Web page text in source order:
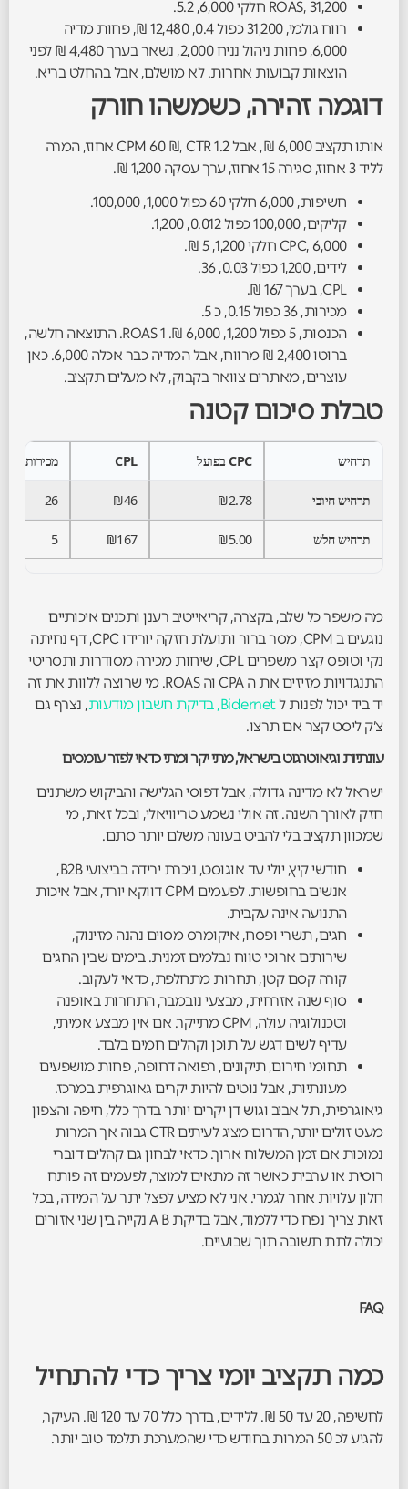
ROAS, 31,200 חלקי 6,000, 5.2.
רווח גולמי, 31,200 כפול 0.4, 12,480 ₪, פחות מדיה
6,000, פחות ניהול נניח 2,000, נשאר בערך 4,480 ₪ לפני
הוצאות קבועות אחרות. לא מושלם, אבל בהחלט בריא.
דוגמה זהירה, כשמשהו חורק
אותו תקציב 6,000 ₪, אבל CPM 60 ₪, CTR 1.2 אחוז, המרה
לליד 3 אחוז, סגירה 15 אחוז, ערך עסקה 1,200 ₪.
חשיפות, 6,000 חלקי 60 כפול 1,000, 100,000.
קליקים, 100,000 כפול 0.012, 1,200.
CPC, 6,000 חלקי 1,200, 5 ₪.
לידים, 1,200 כפול 0.03, 36.
CPL, בערך 167 ₪.
מכירות, 36 כפול 0.15, כ 5.
הכנסות, 5 כפול 1,200, 6,000 ₪. ROAS 1. התוצאה חלשה,
ברוטו 2,400 ₪ מרווח, אבל המדיה כבר אכלה 6,000. כאן
עוצרים, מאתרים צוואר בקבוק, לא מעלים תקציב.
טבלת סיכום קטנה
תרחיש CPC בפועל CPL מכירות
תרחיש חיובי ₪2.78
₪46
26
תרחיש חלש ₪5.00
₪167
5
מה משפר כל שלב, בקצרה, קריאייטיב רענן ותכנים איכותיים
נוגעים ב CPM, מסר ברור ותועלת חזקה יורידו CPC, דף נחיתה
נקי וטופס קצר משפרים CPL, שיחות מכירה מסודרות ותסריטי
התנגדויות מזיזים את ה CPA וה ROAS. מי שרוצה ללוות את זה
יד ביד יכול לפנות לBidernet, בדיקת חשבון מודעות
, נצרף גם
צ׳ק ליסט קצר אם תרצו.
עונתיות וגיאוטרגוט בישראל, מתי יקר ומתי כדאי לפזר עומסים
ישראל לא מדינה גדולה, אבל דפוסי הגלישה והביקוש משתנים
חזק לאורך השנה. זה אולי נשמע טריוויאלי, ובכל זאת, מי
שמכוון תקציב בלי להביט בעונה משלם יותר סתם.
חודשי קיץ, יולי עד אוגוסט, ניכרת ירידה בביצועי B2B,
אנשים בחופשות. לפעמים CPM דווקא יורד, אבל איכות
התנועה אינה עקבית.
חגים, תשרי ופסח, איקומרס מסוים נהנה מזינוק,
שירותים ארוכי טווח נבלמים זמנית. בימים שבין החגים
קורה קסם קטן, תחרות מתחלפת, כדאי לעקוב.
סוף שנה אזרחית, מבצעי נובמבר, התחרות באופנה
וטכנולוגיה עולה, CPM מתייקר. אם אין מבצע אמיתי,
עדיף לשים דגש על תוכן וקהלים חמים בלבד.
תחומי חירום, תיקונים, רפואה דחופה, פחות מושפעים
מעונתיות, אבל נוטים להיות יקרים גאוגרפית במרכז.
גיאוגרפית, תל אביב וגוש דן יקרים יותר בדרך כלל, חיפה והצפון
מעט זולים יותר, הדרום מציג לעיתים CTR גבוה אך המרות
נמוכות אם זמן המשלוח ארוך. כדאי לבחון גם קהלים דוברי
רוסית או ערבית כאשר זה מתאים למוצר, לפעמים זה פותח
חלון עלויות אחר לגמרי. אני לא מציע לפצל יתר על המידה, בכל
זאת צריך נפח כדי ללמוד, אבל בדיקת A B נקייה בין שני אזורים
יכולה לתת תשובה תוך שבועיים.
FAQ
כמה תקציב יומי צריך כדי להתחיל
לחשיפה, 20 עד 50 ₪. ללידים, בדרך כלל 70 עד 120 ₪. העיקר,
להגיע לכ 50 המרות בחודש כדי שהמערכת תלמד טוב יותר.